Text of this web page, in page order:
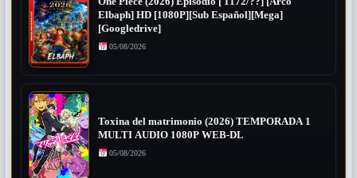
Elbaph] HD [1080P][Sub Español][Mega]
[Googledrive]
05/08/2026
Toxina del matrimonio (2026) TEMPORADA 1
MULTI AUDIO 1080P WEB-DL
05/08/2026